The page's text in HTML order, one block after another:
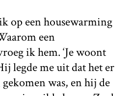
op een housewarming
een
ik hem. ‘Je woont
legde me uit dat het er
was, en hij de